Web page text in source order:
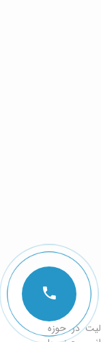
در حوزه